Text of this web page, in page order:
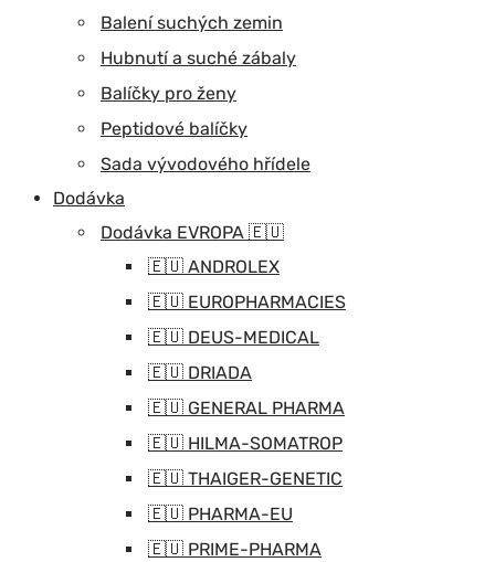
Balení suchých zemin
Hubnutí a suché zábaly
Balíčky pro ženy
Peptidové balíčky
Sada vývodového hřídele
Dodávka
Dodávka EVROPA 🇪🇺
🇪🇺 ANDROLEX
🇪🇺 EUROPHARMACIES
🇪🇺 DEUS-MEDICAL
🇪🇺 DRIADA
🇪🇺 GENERAL PHARMA
🇪🇺 HILMA-SOMATROP
🇪🇺 THAIGER-GENETIC
🇪🇺 PHARMA-EU
🇪🇺 PRIME-PHARMA